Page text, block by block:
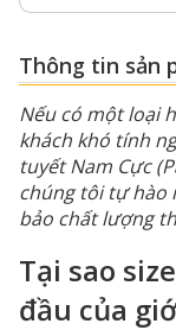
Thông tin sản
Nếu có một loại
khách khó tính
tuyết Nam Cực
chúng tôi tự hào
bảo chất lượng
Tại sao
đầu của